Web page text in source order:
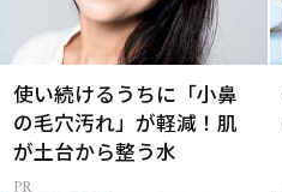
使い続けるうちに「小鼻
の毛穴汚れ」が軽減！肌
が土台から整う水